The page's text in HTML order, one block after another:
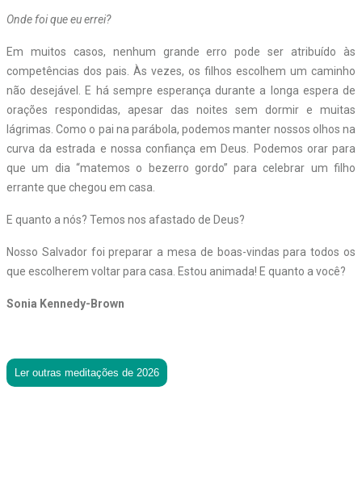
Onde foi que eu errei?
Em muitos casos, nenhum grande erro pode ser atribuído às
competências dos pais. Às vezes, os filhos escolhem um caminho
não desejável. E há sempre esperança durante a longa espera de
orações respondidas, apesar das noites sem dormir e muitas
lágrimas. Como o pai na parábola, podemos manter nossos olhos na
curva da estrada e nossa confiança em Deus. Podemos orar para
que um dia “matemos o bezerro gordo” para celebrar um filho
errante que chegou em casa.
E quanto a nós? Temos nos afastado de Deus?
Nosso Salvador foi preparar a mesa de boas-vindas para todos os
que escolherem voltar para casa. Estou animada! E quanto a você?
Sonia Kennedy-Brown
Ler outras meditações de 2026